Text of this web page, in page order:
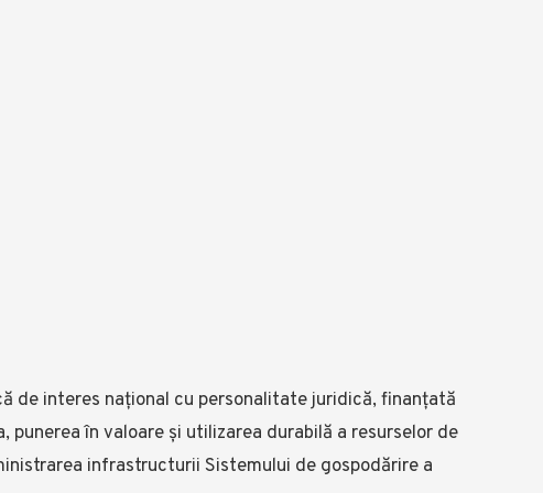
de interes național cu personalitate juridică, finanțată
în valoare și utilizarea durabilă a resurselor de
infrastructurii Sistemului de gospodărire a